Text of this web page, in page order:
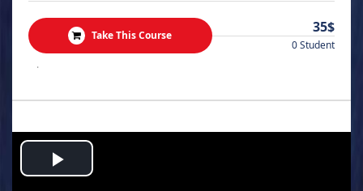
Take This Course 35$
0 Student
.
Play